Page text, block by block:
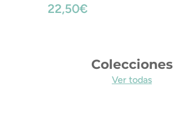
22,50€
Colecciones
Ver todas